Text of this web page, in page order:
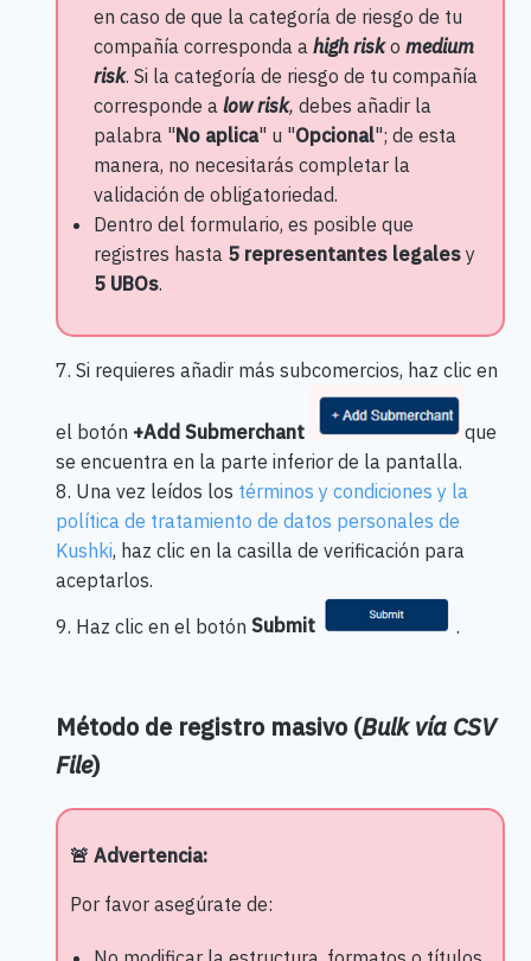
en caso de que la categoría de riesgo de tu
compañía corresponda a high risko medium
risk. Si la categoría de riesgo de tu compañía
corresponde a low risk, debes añadir la
palabra "No aplica" u "Opcional"; de esta
manera, no necesitarás completar la
validación de obligatoriedad.
Dentro del formulario, es posible que
registres hasta 5 representantes legalesy
5 UBOs.
7. Si requieres añadir más subcomercios, haz clic en
el botón +Add Submerchant
que
se encuentra en la parte inferior de la pantalla.
8. Una vez leídos los términos y condiciones y la
política de tratamiento de datos personales de
Kushki, haz clic en la casilla de verificación para
aceptarlos.
9. Haz clic en el botón Submit .
Método de registro masivo (Bulk vía CSV
File)
🚨 Advertencia:
Por favor asegúrate de: